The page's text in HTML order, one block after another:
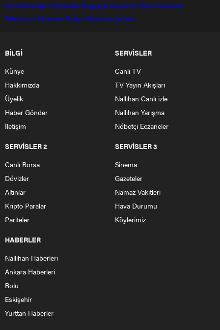
Kazımkarabekir Sarıveliler Başyayla Karaman Basın Karaman
Televizyon Karaman Radyo Karaman gazete
BİLGİ
Künye
Hakkımızda
Üyelik
Haber Gönder
İletişim
SERVİSLER
Canlı TV
TV Yayın Akışları
Nallıhan Canlı izle
Nallıhan Yarışma
Nöbetçi Eczaneler
SERVİSLER 2
Canlı Borsa
Dövizler
Altınlar
Kripto Paralar
Pariteler
SERVİSLER 3
Sinema
Gazeteler
Namaz Vakitleri
Hava Durumu
Köylerimiz
HABERLER
Nallıhan Haberleri
Ankara Haberleri
Bolu
Eskişehir
Yurttan Haberler